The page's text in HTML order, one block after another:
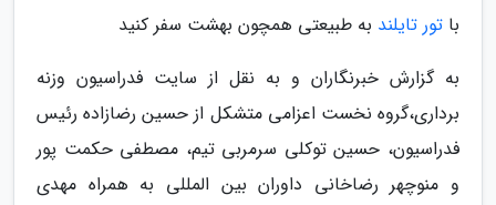
با تور تایلند به طبیعتی همچون بهشت سفر کنید
به گزارش خبرنگاران و به نقل از سایت فدراسیون وزنه
برداری،گروه نخست اعزامی متشکل از حسین رضازاده رئیس
فدراسیون، حسین توکلی سرمربی تیم، مصطفی حکمت پور
و منوچهر رضاخانی داوران بین المللی به همراه مهدی